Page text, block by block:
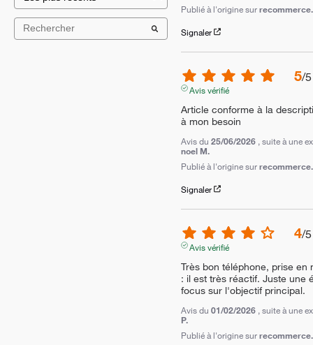
Publié à l'origine sur
Signaler
5/5
Avis vérifié
Article conforme à la
à mon besoin
Avis du 25/06/2026 , suite à une
noel M.
Publié à l'origine sur
Signaler
4/5
Avis vérifié
Très bon téléphone, prise
: il est très réactif. Juste une
focus sur l'objectif principal.
Avis du 01/02/2026 , suite à une
P.
Publié à l'origine sur